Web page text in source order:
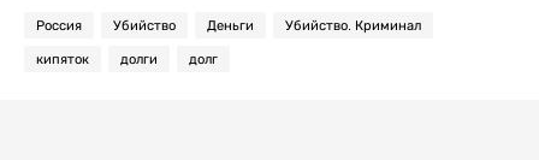
Россия Убийство Деньги Убийство. Криминал
кипяток долги долг